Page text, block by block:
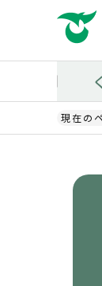
ー
の
現在の